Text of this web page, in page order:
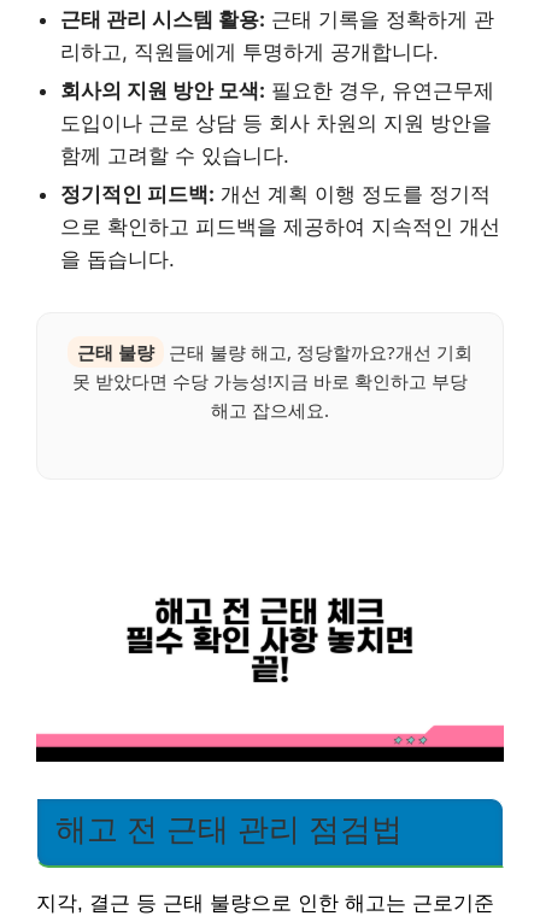
근태 관리 시스템 활용: 근태 기록을 정확하게 관
리하고, 직원들에게 투명하게 공개합니다.
회사의 지원 방안 모색: 필요한 경우, 유연근무제
도입이나 근로 상담 등 회사 차원의 지원 방안을
함께 고려할 수 있습니다.
정기적인 피드백: 개선 계획 이행 정도를 정기적
으로 확인하고 피드백을 제공하여 지속적인 개선
을 돕습니다.
근태 불량
근태 불량 해고, 정당할까요?개선 기회
못 받았다면 수당 가능성!지금 바로 확인하고 부당
해고 잡으세요.
해고 전 근태 관리 점검법
지각, 결근 등 근태 불량으로 인한 해고는 근로기준